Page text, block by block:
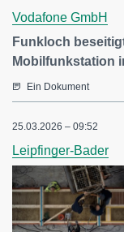
Vodafone GmbH
Funkloch
Mobilfunkstation
Ein Dokument
25.03.2026 – 09:52
Leipfinger-Bader